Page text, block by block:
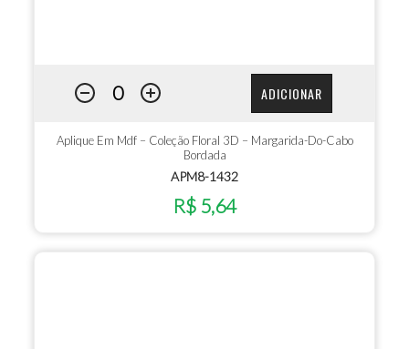
ADICIONAR
Aplique Em Mdf – Coleção Floral 3D – Margarida-Do-Cabo
Bordada
APM8-1432
R$ 5,64